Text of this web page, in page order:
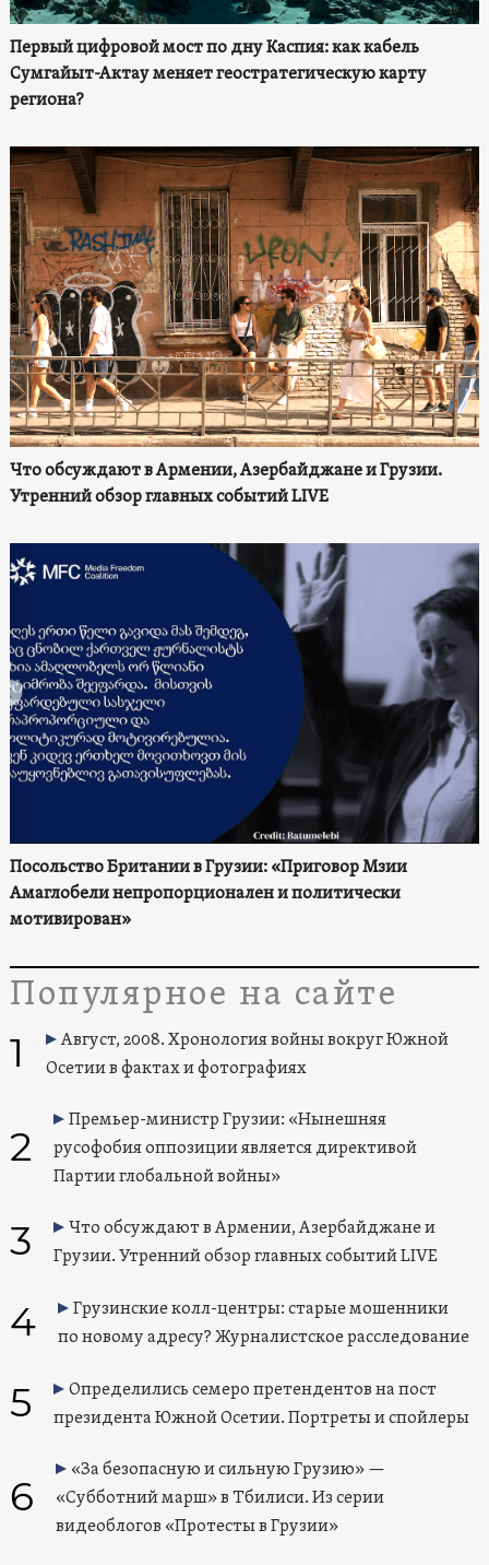
Первый цифровой мост по дну Каспия: как кабель
Сумгайыт-Актау меняет геостратегическую карту
региона?
Что обсуждают в Армении, Азербайджане и Грузии.
Утренний обзор главных событий LIVE
Посольство Британии в Грузии: «Приговор Мзии
Амаглобели непропорционален и политически
мотивирован»
Популярное на сайте
1
Август, 2008. Хронология войны вокруг Южной
Осетии в фактах и фотографиях
2
Премьер-министр Грузии: «Нынешняя
русофобия оппозиции является директивой
Партии глобальной войны»
3
Что обсуждают в Армении, Азербайджане и
Грузии. Утренний обзор главных событий LIVE
4
Грузинские колл-центры: старые мошенники
по новому адресу? Журналистское расследование
5
Определились семеро претендентов на пост
президента Южной Осетии. Портреты и спойлеры
6
«За безопасную и сильную Грузию» —
«Субботний марш» в Тбилиси. Из серии
видеоблогов «Протесты в Грузии»